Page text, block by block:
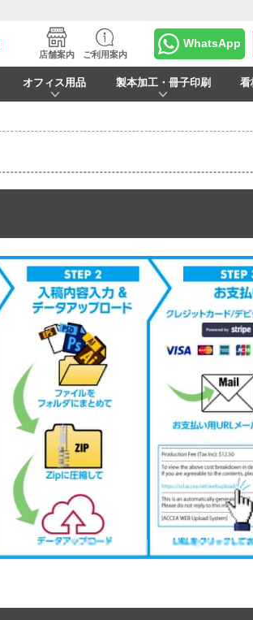
店舗案内 ご利用案内
WhatsApp
オフィス用品 製本加工・冊子印刷 看